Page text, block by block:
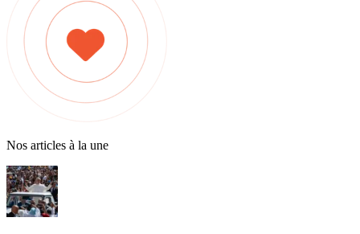
Nos articles à la une